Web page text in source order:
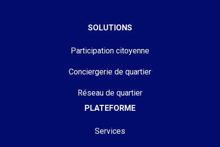
SOLUTIONS
Participation citoyenne
Conciergerie de quartier
Réseau de quartier
PLATEFORME
Services